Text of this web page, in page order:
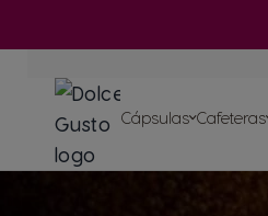
Cápsulas Cafeteras